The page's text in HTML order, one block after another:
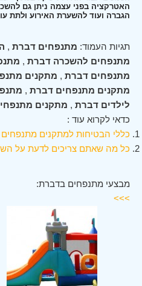
האטרקציה בפני עצמה ניתן גם
הגברה ועוד להשערת האירוע ולתת
תגיות העמוד: מתנפחים דברת ,
מתנפחים להשכרה דברת ,
מתנפחים דברת , מתקנים
מתקנים מתנפחים דברת ,
לילדים דברת , מתקנים
כדאי לקרוא עוד :
כללי הבטיחות למתקנים
כל מה שאתם צריכים לדעת על
מבצעי מתנפחים בדברת:
>>>